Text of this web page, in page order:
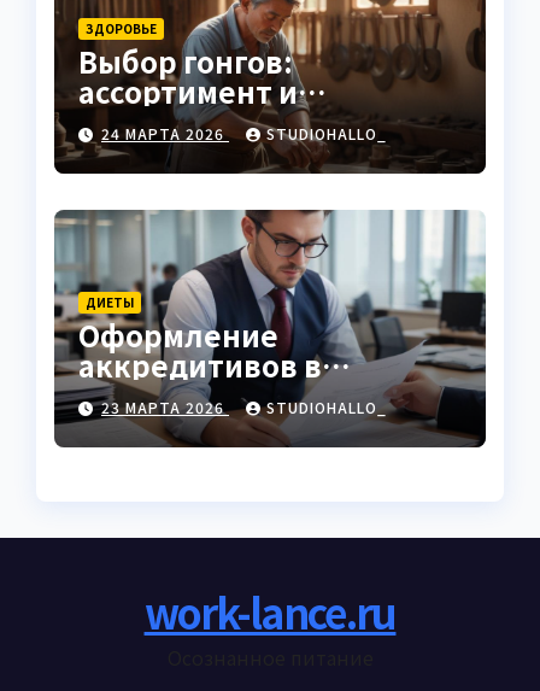
ЗДОРОВЬЕ
Выбор гонгов:
ассортимент и
характеристики
24 МАРТА 2026 STUDIOHALLO_
ДИЕТЫ
Оформление
аккредитивов в
международной
торговле
23 МАРТА 2026 STUDIOHALLO_
work-lance.ru